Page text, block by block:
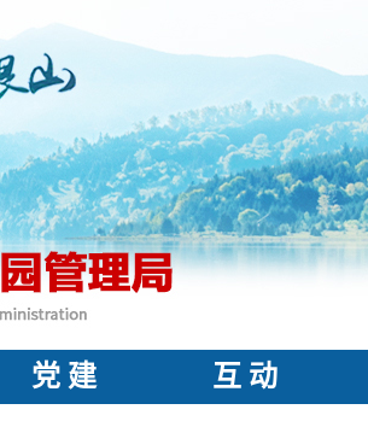
党 建 互 动